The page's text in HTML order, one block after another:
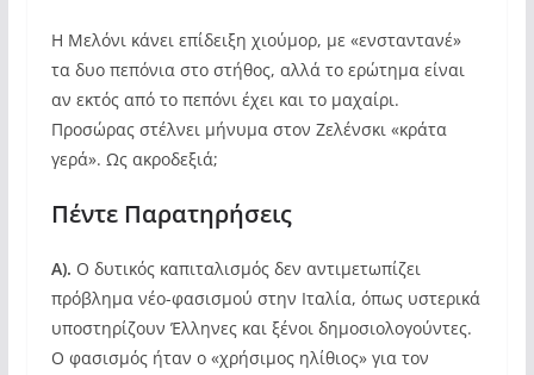
Η Μελόνι κάνει επίδειξη χιούμορ, με «ενσταντανέ»
τα δυο πεπόνια στο στήθος, αλλά το ερώτημα είναι
αν εκτός από το πεπόνι έχει και το μαχαίρι.
Προσώρας στέλνει μήνυμα στον Ζελένσκι «κράτα
γερά». Ως ακροδεξιά;
Πέντε Παρατηρήσεις
Α). Ο δυτικός καπιταλισμός δεν αντιμετωπίζει
πρόβλημα νέο-φασισμού στην Ιταλία, όπως υστερικά
υποστηρίζουν Έλληνες και ξένοι δημοσιολογούντες.
Ο φασισμός ήταν ο «χρήσιμος ηλίθιος» για τον